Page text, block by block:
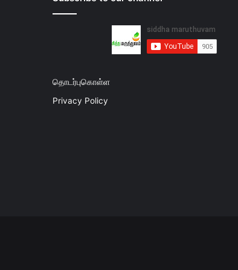
தொடர்புகொள்ள
Privacy Policy